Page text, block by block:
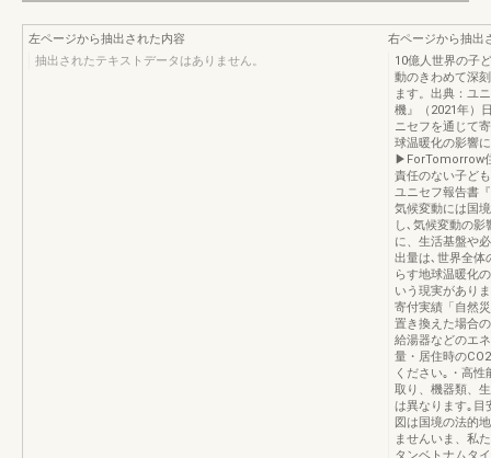
左ページから抽出された内容
抽出されたテキストデータはありません。
右ページから抽出
10億人世界の子
動のきわめて深
ます。出典：ユ
機』（2021年）
ニセフを通じて
球温暖化の影響
▶ForTomorrow
責任のない子ど
ユニセフ報告書
気候変動には国
し､気候変動の
に、生活基盤や
出量は､世界全体
らす地球温暖化
いう現実があり
寄付実績「自然
置き換えた場合
給湯器などのエ
量・居住時の
ください｡・高
取り、機器類、
は異なります｡目
図は国境の法的
ませんいま、私
タンベトナム